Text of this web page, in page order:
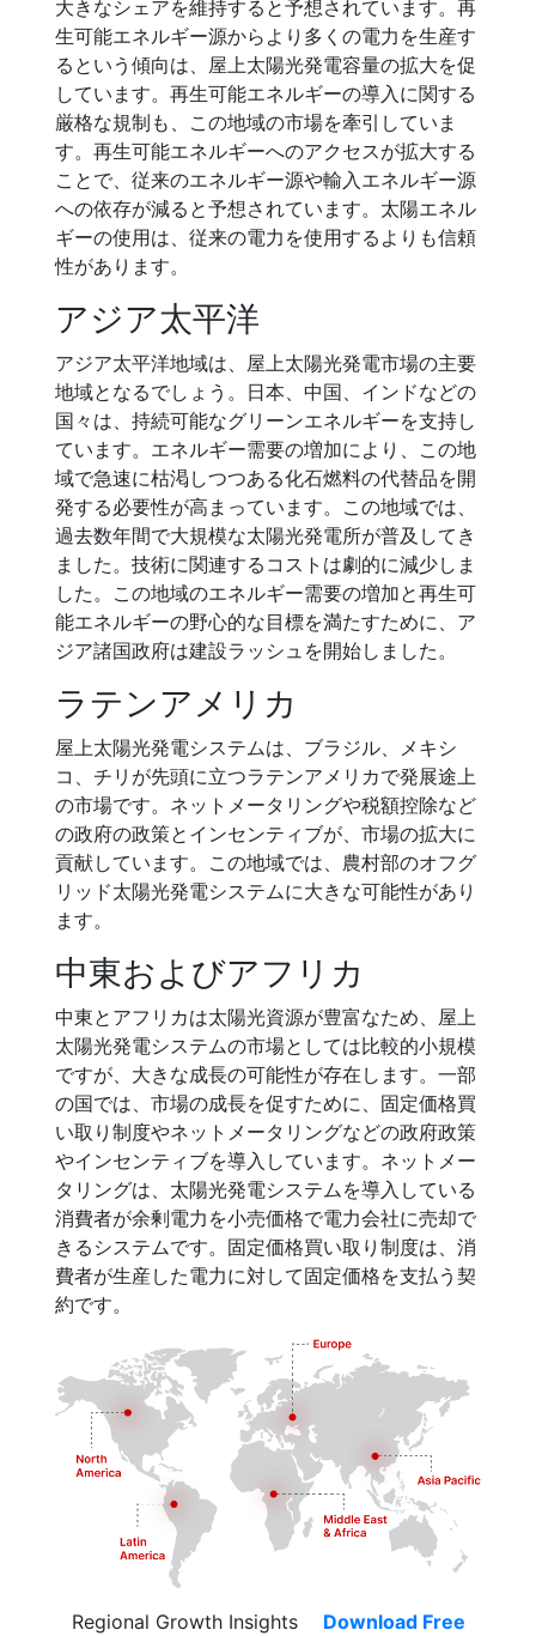
大きなシェアを維持すると予想されています。再
生可能エネルギー源からより多くの電力を生産す
るという傾向は、屋上太陽光発電容量の拡大を促
しています。再生可能エネルギーの導入に関する
厳格な規制も、この地域の市場を牽引していま
す。再生可能エネルギーへのアクセスが拡大する
ことで、従来のエネルギー源や輸入エネルギー源
への依存が減ると予想されています。太陽エネル
ギーの使用は、従来の電力を使用するよりも信頼
性があります。
アジア太平洋
アジア太平洋地域は、屋上太陽光発電市場の主要
地域となるでしょう。日本、中国、インドなどの
国々は、持続可能なグリーンエネルギーを支持し
ています。エネルギー需要の増加により、この地
域で急速に枯渇しつつある化石燃料の代替品を開
発する必要性が高まっています。この地域では、
過去数年間で大規模な太陽光発電所が普及してき
ました。技術に関連するコストは劇的に減少しま
した。この地域のエネルギー需要の増加と再生可
能エネルギーの野心的な目標を満たすために、ア
ジア諸国政府は建設ラッシュを開始しました。
ラテンアメリカ
屋上太陽光発電システムは、ブラジル、メキシ
コ、チリが先頭に立つラテンアメリカで発展途上
の市場です。ネットメータリングや税額控除など
の政府の政策とインセンティブが、市場の拡大に
貢献しています。この地域では、農村部のオフグ
リッド太陽光発電システムに大きな可能性があり
ます。
中東およびアフリカ
中東とアフリカは太陽光資源が豊富なため、屋上
太陽光発電システムの市場としては比較的小規模
ですが、大きな成長の可能性が存在します。一部
の国では、市場の成長を促すために、固定価格買
い取り制度やネットメータリングなどの政府政策
やインセンティブを導入しています。ネットメー
タリングは、太陽光発電システムを導入している
消費者が余剰電力を小売価格で電力会社に売却で
きるシステムです。固定価格買い取り制度は、消
費者が生産した電力に対して固定価格を支払う契
約です。
Regional Growth Insights
Download Free